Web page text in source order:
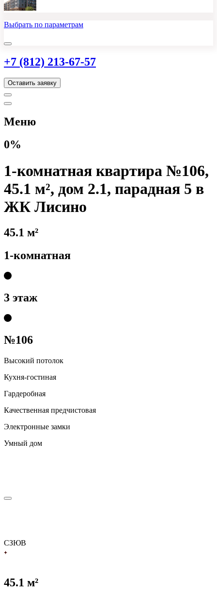
Выбрать по параметрам
+7 (812) 213-67-57
Оставить заявку
Меню
0%
1-комнатная квартира №106,
45.1 м², дом 2.1, парадная 5 в
ЖК Лисино
45.1 м²
1-комнатная
3 этаж
№106
Высокий потолок
Кухня-гостиная
Гардеробная
Качественная предчистовая
Электронные замки
Умный дом
СЗЮВ
45.1 м²